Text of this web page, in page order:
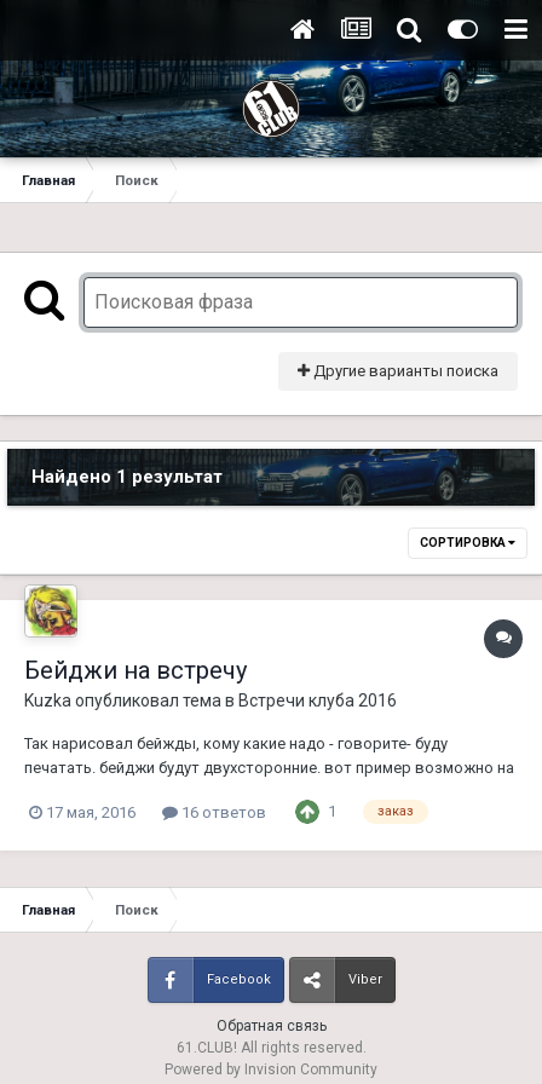
Главная Поиск
Другие варианты поиска
Найдено 1 результат
СОРТИРОВКА
Бейджи на встречу
Kuzka опубликовал тема в Встречи клуба 2016
Так нарисовал бейжды, кому какие надо - говорите- буду
печатать. бейджи будут двухсторонние. вот пример возможно на
потерялась) замечания и подсказки по усовершенствованию-
17 мая, 2016 16 ответов 1 заказ
Главная Поиск
Обратная связь
Facebook Viber
61.CLUB! All rights reserved.
Powered by Invision Community